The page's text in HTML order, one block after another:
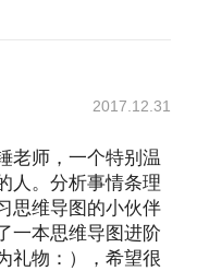
2017.12.31
老师，一个特别温
人。分析事情条理
思维导图的小伙伴
一本思维导图进阶
礼物：），希望很